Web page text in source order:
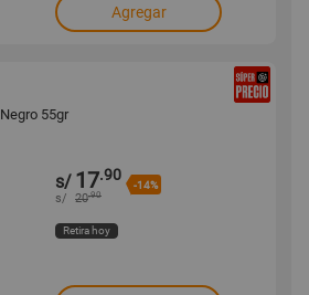
Agregar
55gr
s/ 17.90
-14%
s/ 20.90
Retira hoy